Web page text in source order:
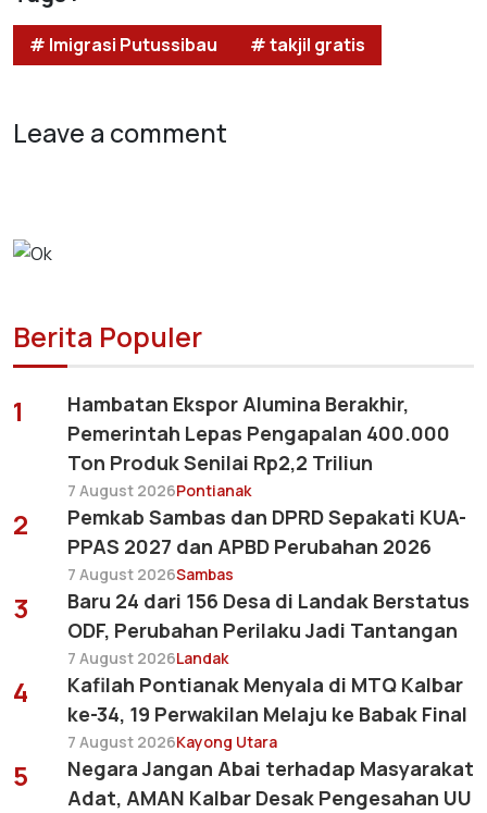
# Imigrasi Putussibau # takjil gratis
Leave a comment
Berita Populer
1
Hambatan Ekspor Alumina Berakhir,
Pemerintah Lepas Pengapalan 400.000
Ton Produk Senilai Rp2,2 Triliun
7 August 2026Pontianak
2
Pemkab Sambas dan DPRD Sepakati KUA-
PPAS 2027 dan APBD Perubahan 2026
7 August 2026Sambas
3
Baru 24 dari 156 Desa di Landak Berstatus
ODF, Perubahan Perilaku Jadi Tantangan
7 August 2026Landak
4
Kafilah Pontianak Menyala di MTQ Kalbar
ke-34, 19 Perwakilan Melaju ke Babak Final
7 August 2026Kayong Utara
5
Negara Jangan Abai terhadap Masyarakat
Adat, AMAN Kalbar Desak Pengesahan UU